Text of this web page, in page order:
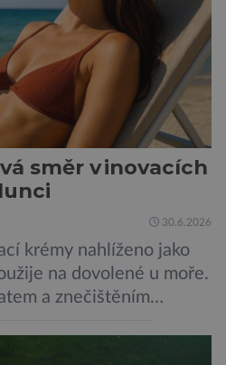
směr v inovacích
30.6.2026
krémy nahlíženo jako
na dovolené u moře.
a znečištěním